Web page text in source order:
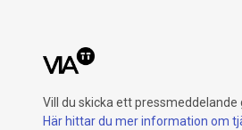
Vill du skicka ett pressmeddelande
Här hittar du mer information om